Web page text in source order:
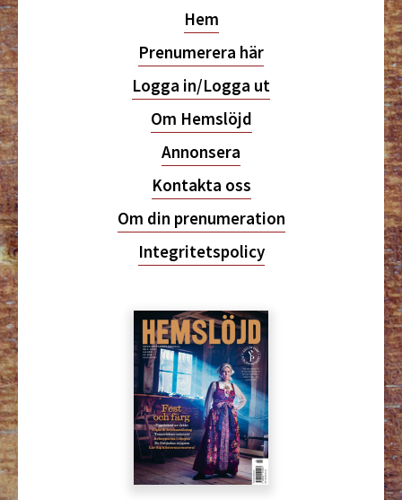
Hem
Prenumerera här
Logga in/Logga ut
Om Hemslöjd
Annonsera
Kontakta oss
Om din prenumeration
Integritetspolicy